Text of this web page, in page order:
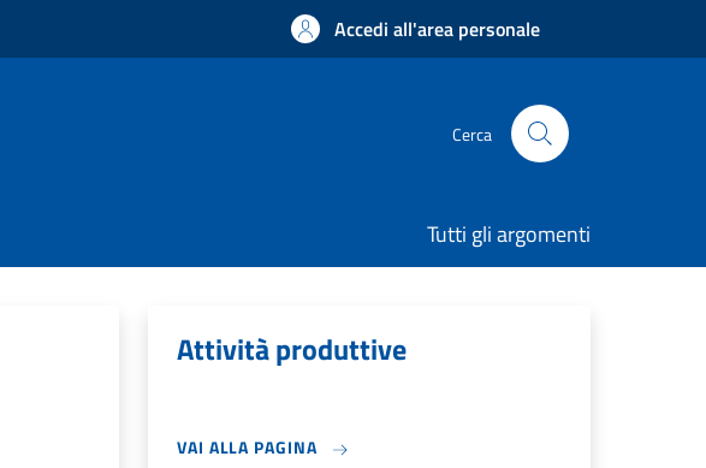
Accedi all'area personale
Cerca
Tutti gli argomenti
Attività produttive
VAI ALLA PAGINA